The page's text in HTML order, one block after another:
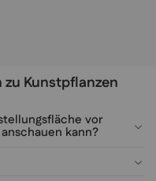
zu Kunstpflanzen
vor
kann?